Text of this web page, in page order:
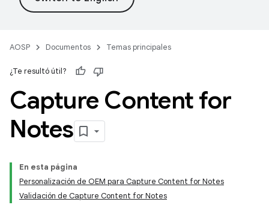
AOSP Documentos Temas principales
¿Te resultó útil?
Capture Content for
Notes
En esta página
Personalización de OEM para Capture Content for Notes
Validación de Capture Content for Notes